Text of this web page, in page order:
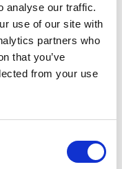
analyse our traffic.
use of our site with
partners who
that you’ve
from your use
IL VENTO